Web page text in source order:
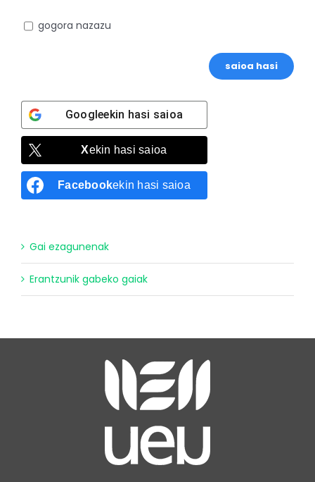
gogora nazazu
saioa hasi
Googleekin hasi saioa
Xekin hasi saioa
Facebookekin hasi saioa
Gai ezagunenak
Erantzunik gabeko gaiak